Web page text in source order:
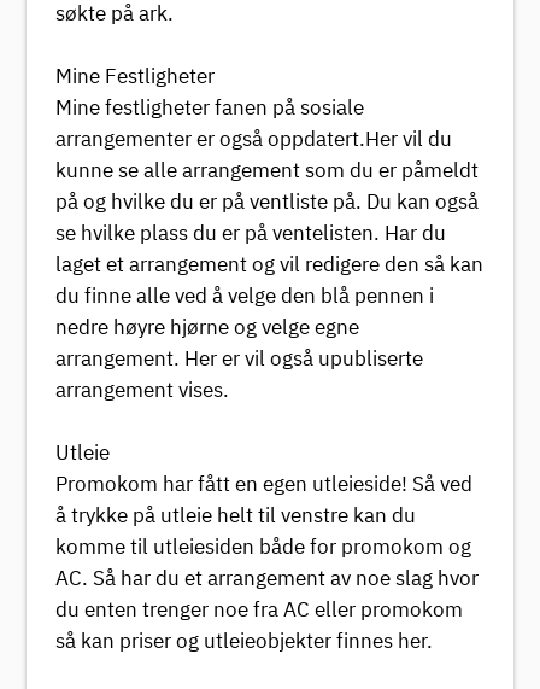
søkte på ark.
Mine Festligheter
Mine festligheter fanen på sosiale
arrangementer er også oppdatert.Her vil du
kunne se alle arrangement som du er påmeldt
på og hvilke du er på ventliste på. Du kan også
se hvilke plass du er på ventelisten. Har du
laget et arrangement og vil redigere den så kan
du finne alle ved å velge den blå pennen i
nedre høyre hjørne og velge egne
arrangement. Her er vil også upubliserte
arrangement vises.
Utleie
Promokom har fått en egen utleieside! Så ved
å trykke på utleie helt til venstre kan du
komme til utleiesiden både for promokom og
AC. Så har du et arrangement av noe slag hvor
du enten trenger noe fra AC eller promokom
så kan priser og utleieobjekter finnes her.